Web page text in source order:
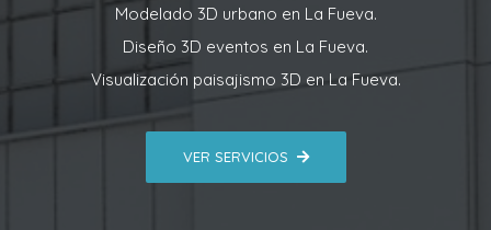
Modelado 3D urbano en La Fueva.
Diseño 3D eventos en La Fueva.
Visualización paisajismo 3D en La Fueva.
VER SERVICIOS